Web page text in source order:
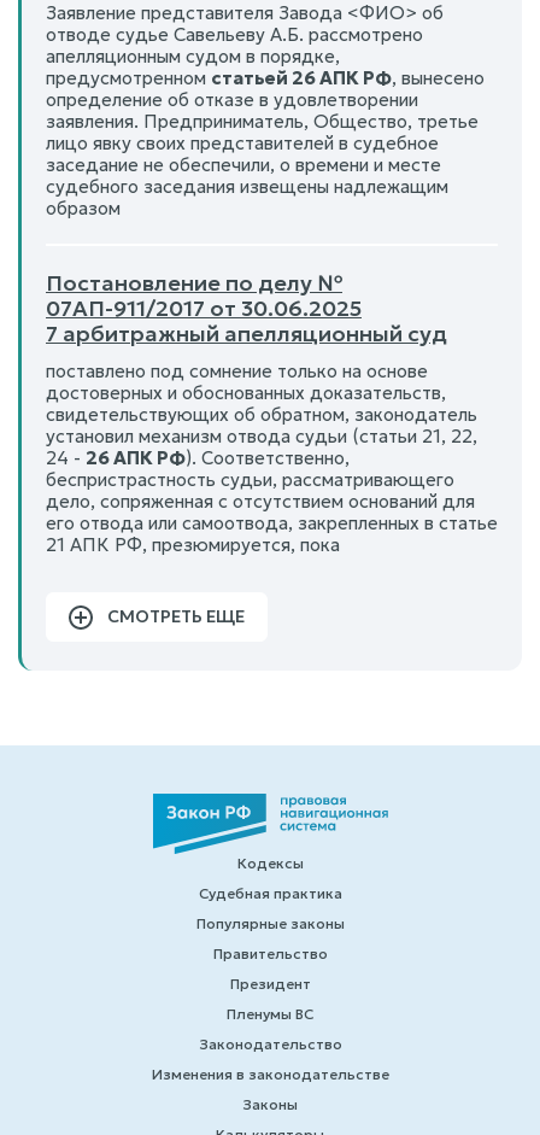
Заявление представителя Завода <ФИО> об
отводе судье Савельеву А.Б. рассмотрено
апелляционным судом в порядке,
предусмотренном статьей 26 АПК РФ, вынесено
определение об отказе в удовлетворении
заявления. Предприниматель, Общество, третье
лицо явку своих представителей в судебное
заседание не обеспечили, о времени и месте
судебного заседания извещены надлежащим
образом
Постановление по делу №
07АП-911/2017 от 30.06.2025
7 арбитражный апелляционный суд
поставлено под сомнение только на основе
достоверных и обоснованных доказательств,
свидетельствующих об обратном, законодатель
установил механизм отвода судьи (статьи 21, 22,
24 - 26 АПК РФ). Соответственно,
беспристрастность судьи, рассматривающего
дело, сопряженная с отсутствием оснований для
его отвода или самоотвода, закрепленных в статье
21 АПК РФ, презюмируется, пока
СМОТРЕТЬ ЕЩЕ
Кодексы
Судебная практика
Популярные законы
Правительство
Президент
Пленумы ВС
Законодательство
Изменения в законодательстве
Законы